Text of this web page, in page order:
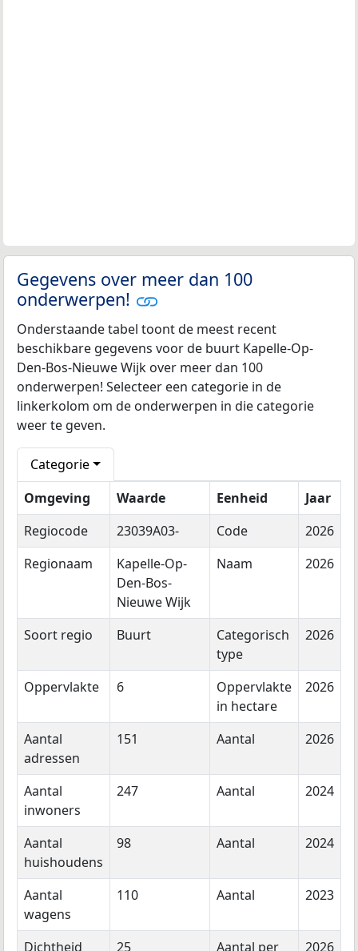
Gegevens over meer dan 100
onderwerpen!
Onderstaande tabel toont de meest recent
beschikbare gegevens voor de buurt Kapelle-Op-
Den-Bos-Nieuwe Wijk over meer dan 100
onderwerpen! Selecteer een categorie in de
linkerkolom om de onderwerpen in die categorie
weer te geven.
Categorie
Omgeving
Waarde Eenheid
Jaar
Regiocode
23039A03- Code
2026
Regionaam
Kapelle-Op-
Den-Bos-
Nieuwe Wijk
Naam 2026
Soort regio Buurt
Categorisch
type
2026
Oppervlakte 6
Oppervlakte
in hectare
2026
Aantal
adressen
151 Aantal 2026
Aantal
inwoners
247 Aantal 2024
Aantal
huishoudens
98 Aantal 2024
Aantal
wagens
110 Aantal 2023
Dichtheid 25 Aantal per 2026